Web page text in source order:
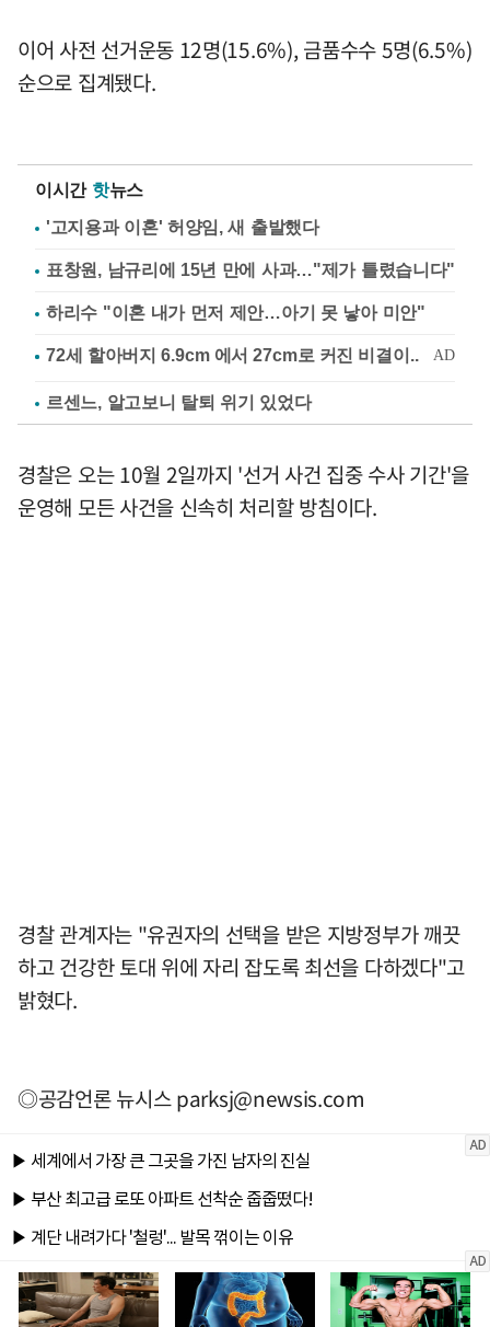
이어 사전 선거운동 12명(15.6%), 금품수수 5명(6.5%)
순으로 집계됐다.
이시간 핫뉴스
'고지용과 이혼' 허양임, 새 출발했다
표창원, 남규리에 15년 만에 사과…"제가 틀렸습니다"
하리수 "이혼 내가 먼저 제안…아기 못 낳아 미안"
르센느, 알고보니 탈퇴 위기 있었다
경찰은 오는 10월 2일까지 '선거 사건 집중 수사 기간'을
운영해 모든 사건을 신속히 처리할 방침이다.
경찰 관계자는 "유권자의 선택을 받은 지방정부가 깨끗
하고 건강한 토대 위에 자리 잡도록 최선을 다하겠다"고
밝혔다.
◎공감언론 뉴시스parksj@newsis.com